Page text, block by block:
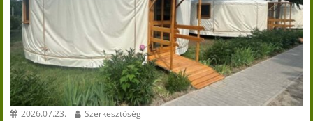
2026.07.23. Szerkesztőség